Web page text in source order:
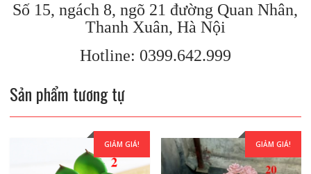
Số 15, ngách 8, ngõ 21 đường Quan Nhân,
Thanh Xuân, Hà Nội
Hotline: 0399.642.999
Sản phẩm tương tự
GIẢM GIÁ! GIẢM GIÁ!